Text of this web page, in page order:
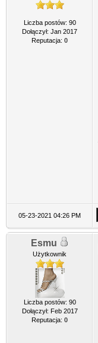
Liczba postów: 90
Dołączył: Jan 2017
Reputacja: 0
05-23-2021 04:26 PM
Esmu
Użytkownik
Liczba postów: 90
Dołączył: Feb 2017
Reputacja: 0